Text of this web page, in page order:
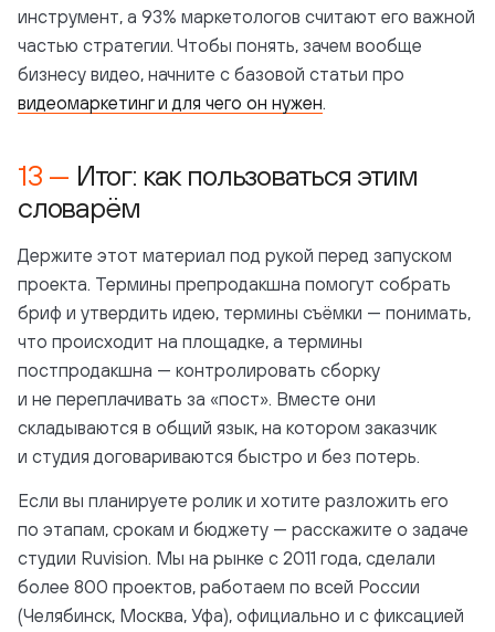
инструмент, а 93% маркетологов считают его важной
частью стратегии. Чтобы понять, зачем вообще
бизнесу видео, начните с базовой статьи про
видеомаркетинг и для чего он нужен.
Итог: как пользоваться этим
словарём
Держите этот материал под рукой перед запуском
проекта. Термины препродакшна помогут собрать
бриф и утвердить идею, термины съёмки — понимать,
что происходит на площадке, а термины
постпродакшна — контролировать сборку
и не переплачивать за «пост». Вместе они
складываются в общий язык, на котором заказчик
и студия договариваются быстро и без потерь.
Если вы планируете ролик и хотите разложить его
по этапам, срокам и бюджету — расскажите о задаче
студии Ruvision. Мы на рынке с 2011 года, сделали
более 800 проектов, работаем по всей России
(Челябинск, Москва, Уфа), официально и с фиксацией